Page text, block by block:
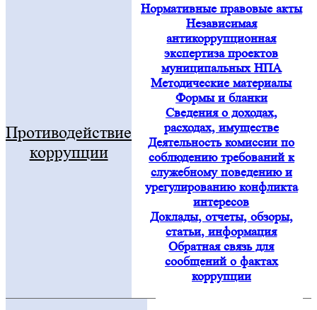
Противодействие
коррупции
Нормативные правовые акты
Независимая
антикоррупционная
экспертиза проектов
муниципальных НПА
Методические материалы
Формы и бланки
Сведения о доходах,
расходах, имуществе
Деятельность комиссии по
соблюдению требований к
служебному поведению и
урегулированию конфликта
интересов
Доклады, отчеты, обзоры,
статьи, информация
Обратная связь для
сообщений о фактах
коррупции